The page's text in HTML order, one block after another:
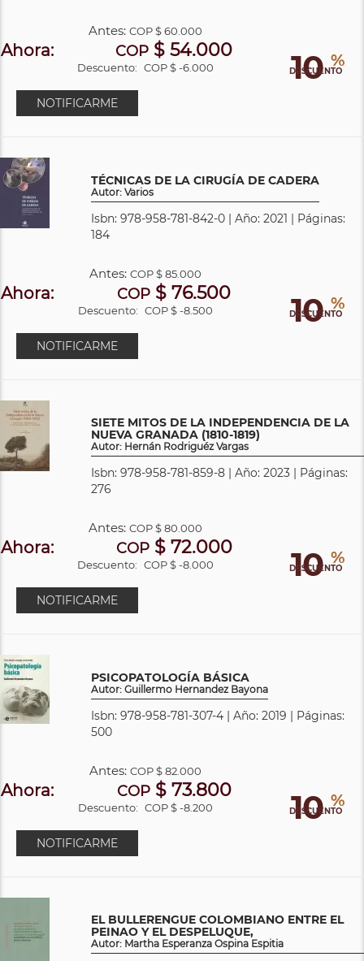
10 %
DESCUENTO
Antes:COP$ 60.000
Ahora: COP $ 54.000
Descuento: COP $ -6.000
NOTIFICARME
TÉCNICAS DE LA CIRUGÍA DE CADERA
Autor: Varios
Isbn: 978-958-781-842-0 | Año: 2021 | Páginas:
184
10 %
DESCUENTO
Antes:COP$ 85.000
Ahora: COP $ 76.500
Descuento: COP $ -8.500
NOTIFICARME
SIETE MITOS DE LA INDEPENDENCIA DE LA
NUEVA GRANADA (1810-1819)
Autor: Hernán Rodriguéz Vargas
Isbn: 978-958-781-859-8 | Año: 2023 | Páginas:
276
10 %
DESCUENTO
Antes:COP$ 80.000
Ahora: COP$ 72.000
Descuento: COP $ -8.000
NOTIFICARME
PSICOPATOLOGÍA BÁSICA
Autor: Guillermo Hernandez Bayona
Isbn: 978-958-781-307-4 | Año: 2019 | Páginas:
500
10 %
DESCUENTO
Antes:COP$ 82.000
Ahora: COP$ 73.800
Descuento: COP $ -8.200
NOTIFICARME
EL BULLERENGUE COLOMBIANO ENTRE EL
PEINAO Y EL DESPELUQUE,
Autor: Martha Esperanza Ospina Espitia